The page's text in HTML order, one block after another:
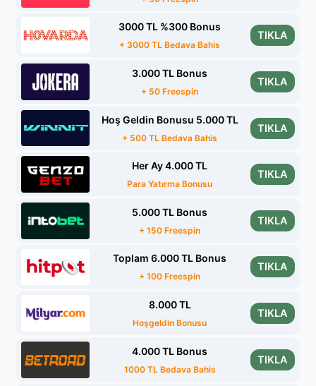
3000 TL %300 Bonus
+ 3000 TL Bedava Bahis
TIKLA
3.000 TL Bonus
+ 50 Freespin
TIKLA
Hoş Geldin Bonusu 5.000 TL
+ 500 TL Bedava Bahis
TIKLA
Her Ay 4.000 TL
Para Yatırma Bonusu
TIKLA
5.000 TL Bonus
+ 150 Freespin
TIKLA
Toplam 6.000 TL Bonus
+ 100 Freespin
TIKLA
8.000 TL
Hoşgeldin Bonusu
TIKLA
4.000 TL Bonus
1000 TL Bedava Bahis
TIKLA